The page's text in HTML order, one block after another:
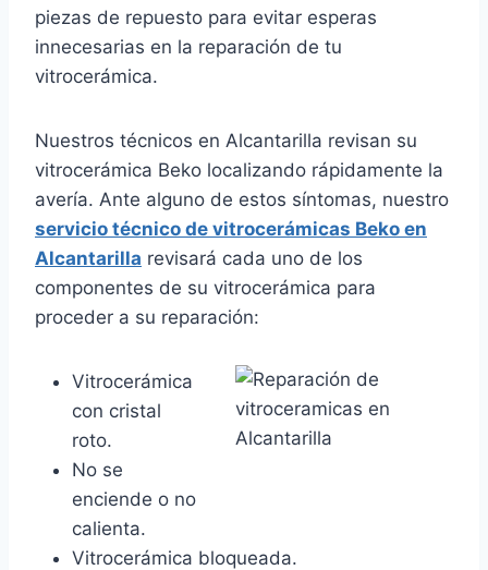
piezas de repuesto para evitar esperas
innecesarias en la reparación de tu
vitrocerámica.
Nuestros técnicos en Alcantarilla revisan su
vitrocerámica Beko localizando rápidamente la
avería. Ante alguno de estos síntomas, nuestro
servicio técnico de vitrocerámicas Beko en
Alcantarilla revisará cada uno de los
componentes de su vitrocerámica para
proceder a su reparación:
Vitrocerámica
con cristal
roto.
No se
enciende o no
calienta.
Vitrocerámica bloqueada.